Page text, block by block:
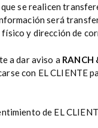
se realicen
será
y dirección de
a dar aviso a RANCH
con EL
de EL